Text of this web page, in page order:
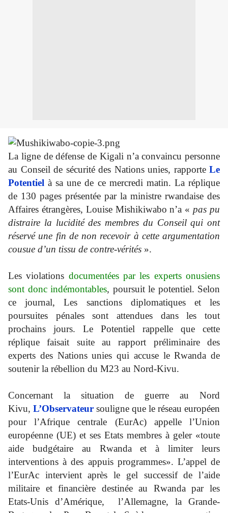
La ligne de défense de Kigali n’a convaincu personne
au Conseil de sécurité des Nations unies, rapporte Le
Potentiel à sa une de ce mercredi matin. La réplique
de 130 pages présentée par la ministre rwandaise des
Affaires étrangères, Louise Mishikiwabo n’a « pas pu
distraire la lucidité des membres du Conseil qui ont
réservé une fin de non recevoir à cette argumentation
cousue d’un tissu de contre-vérités ».
Les violations documentées par les experts onusiens
sont donc indémontables, poursuit le potentiel. Selon
ce journal, Les sanctions diplomatiques et les
poursuites pénales sont attendues dans les tout
prochains jours. Le Potentiel rappelle que cette
réplique faisait suite au rapport préliminaire des
experts des Nations unies qui accuse le Rwanda de
soutenir la rébellion du M23 au Nord-Kivu.
Concernant la situation de guerre au Nord
Kivu, L’Observateur souligne que le réseau européen
pour l’Afrique centrale (EurAc) appelle l’Union
européenne (UE) et ses Etats membres à geler «toute
aide budgétaire au Rwanda et à limiter leurs
interventions à des appuis programmes». L’appel de
l’EurAc intervient après le gel successif de l’aide
militaire et financière destinée au Rwanda par les
Etats-Unis d’Amérique, l’Allemagne, la Grande-